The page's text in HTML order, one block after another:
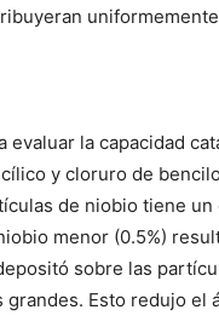
evaluar la capacidad
y cloruro de
de niobio tiene
menor (0.5%)
sobre las
grandes. Esto redujo el